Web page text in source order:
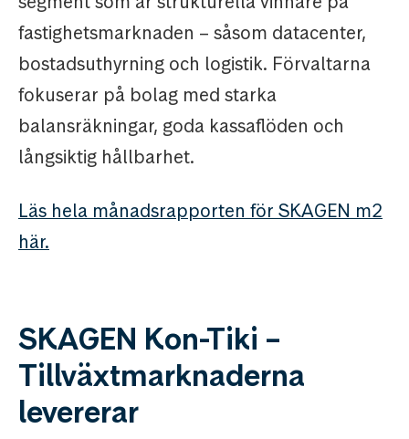
fastighetsmarknaden – såsom datacenter,
bostadsuthyrning och logistik. Förvaltarna
fokuserar på bolag med starka
balansräkningar, goda kassaflöden och
långsiktig hållbarhet.
Läs hela månadsrapporten för SKAGEN m2
här.
SKAGEN Kon-Tiki –
Tillväxtmarknaderna
levererar